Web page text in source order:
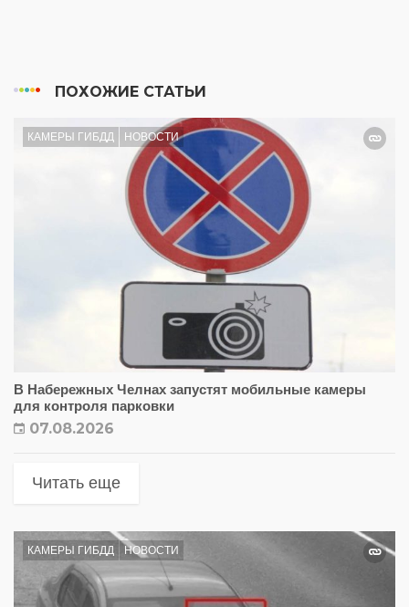
ПОХОЖИЕ СТАТЬИ
КАМЕРЫ ГИБДД НОВОСТИ
В Набережных Челнах запустят мобильные камеры
для контроля парковки
07.08.2026
Читать еще
КАМЕРЫ ГИБДД НОВОСТИ